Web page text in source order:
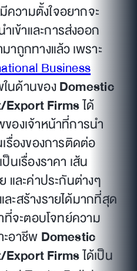
วามตั้งใจอยากจะ
เข้าและการส่งออก
ถูกทางแล้ว เพราะ
Business
นด้านของDomestic
Export Firmsได้
องเจ้าหน้าที่การนำ
เรื่องของการติดต่อ
นเรื่องราคา เส้น
และค่าประกันต่างๆ
ะสร้างรายได้มากที่สุด
จะตอบโจทย์ความ
ะอาชีพDomestic
Export Firmsได้เป็น